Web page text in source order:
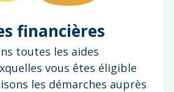
financières
toutes les aides
vous êtes éligible
les démarches auprès